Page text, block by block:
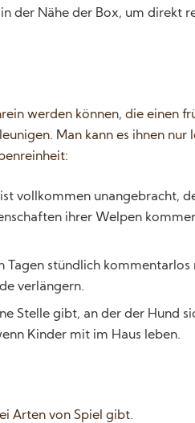
der Nähe der Box, um direkt
werden können, die einen
Man kann es ihnen
vollkommen unangebracht,
ihrer Welpen
Tagen stündlich
verlängern.
Stelle gibt, an der der Hund
Kinder mit im Haus leben.
Arten von Spiel gibt.